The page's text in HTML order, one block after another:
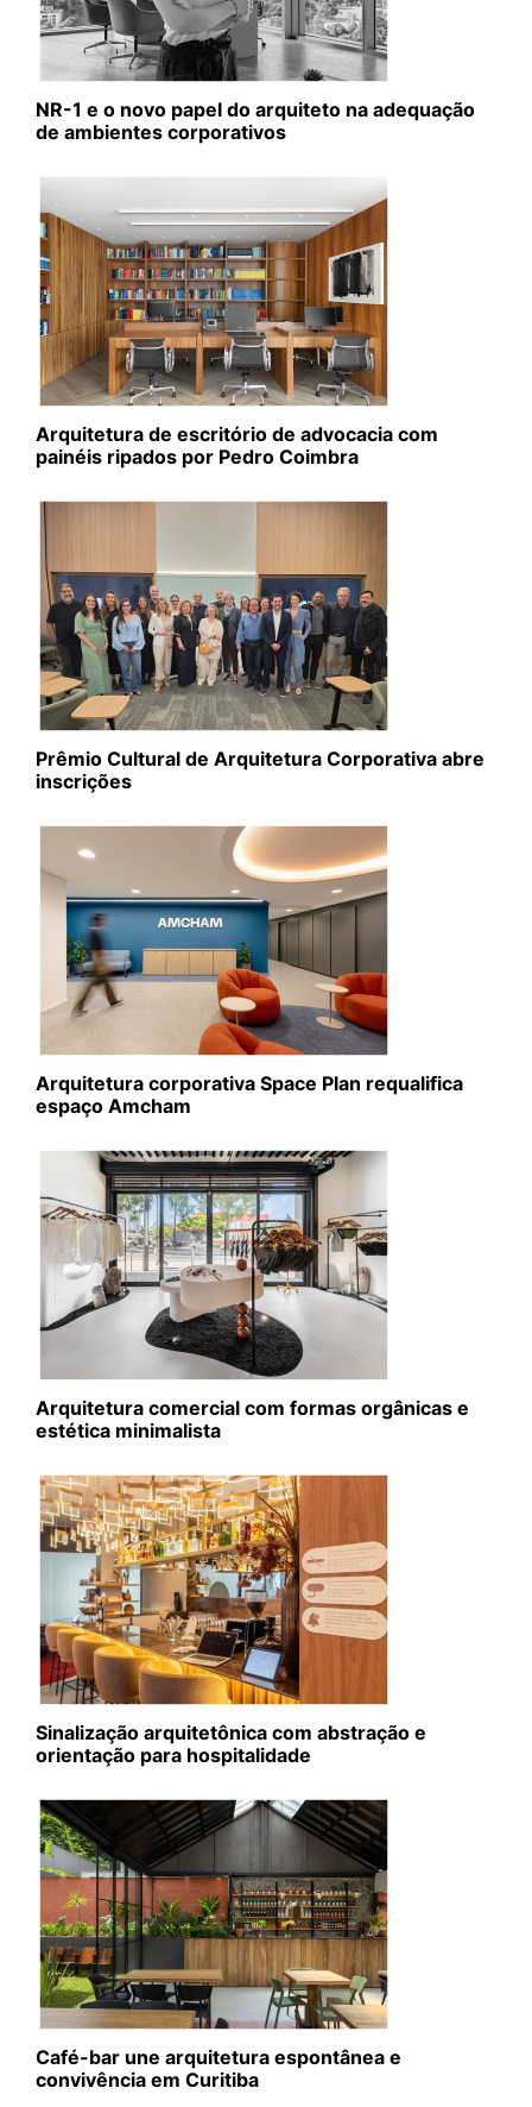
NR-1 e o novo papel do arquiteto na adequação
de ambientes corporativos
Arquitetura de escritório de advocacia com
painéis ripados por Pedro Coimbra
Prêmio Cultural de Arquitetura Corporativa abre
inscrições
Arquitetura corporativa Space Plan requalifica
espaço Amcham
Arquitetura comercial com formas orgânicas e
estética minimalista
Sinalização arquitetônica com abstração e
orientação para hospitalidade
Café-bar une arquitetura espontânea e
convivência em Curitiba